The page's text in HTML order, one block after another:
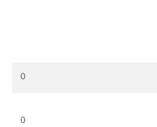
0
0